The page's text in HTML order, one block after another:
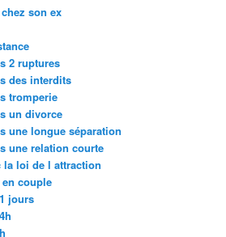
son ex
2 ruptures
des interdits
tromperie
un divorce
une longue séparation
une relation courte
la loi de l attraction
couple
jours